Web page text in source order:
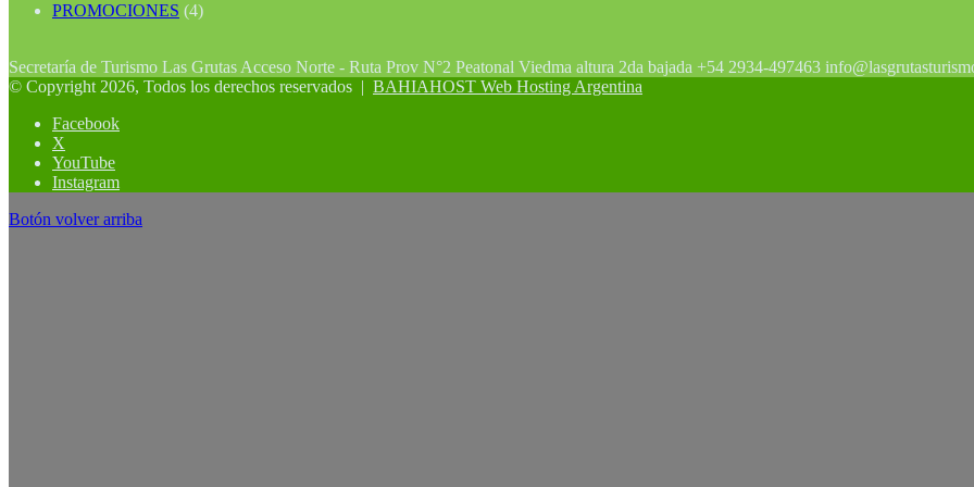
PROMOCIONES (4)
Secretaría de Turismo Las Grutas Acceso Norte - Ruta Prov N°2 Peatonal Viedma altura 2da bajada +54 2934-497463
© Copyright 2026, Todos los derechos reservados | BAHIAHOST Web Hosting Argentina
Facebook
X
YouTube
Instagram
Botón volver arriba